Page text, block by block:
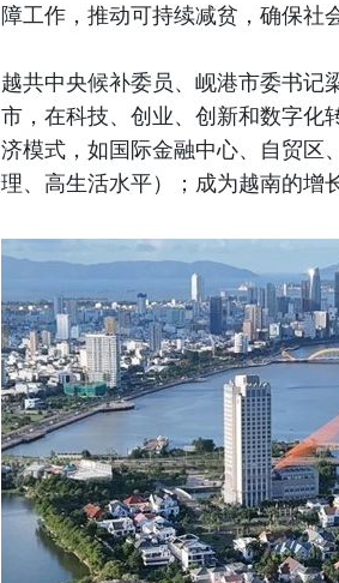
障工作，推动可持续减贫，确保社
越共中央候补委员、岘港市委书记
市，在科技、创业、创新和数字化
济模式，如国际金融中心、自贸区
理、高生活水平）；成为越南的增